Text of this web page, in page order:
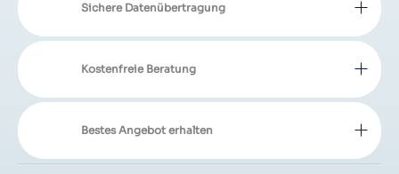
Sichere Datenübertragung
Kostenfreie Beratung
Bestes Angebot erhalten